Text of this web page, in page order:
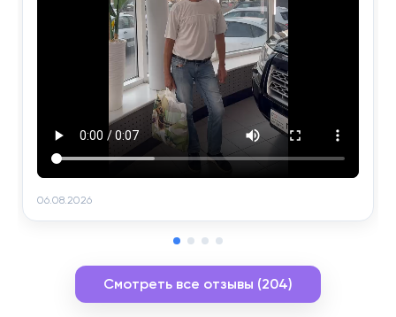
06.08.2026
Смотреть все отзывы (204)